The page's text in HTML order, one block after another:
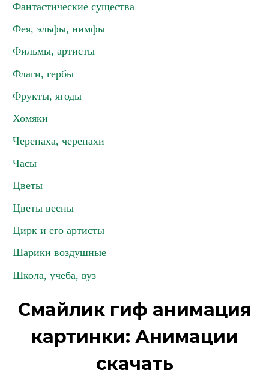
Фантастические существа
Фея, эльфы, нимфы
Фильмы, артисты
Флаги, гербы
Фрукты, ягоды
Хомяки
Черепаха, черепахи
Часы
Цветы
Цветы весны
Цирк и его артисты
Шарики воздушные
Школа, учеба, вуз
Смайлик гиф анимация
картинки: Анимации
скачать